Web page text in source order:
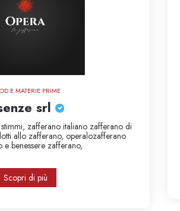
E MATERIE PRIME
srl
zafferano italiano zafferano di
allo zafferano, operalozafferano
e benessere zafferano,
Scopri di più